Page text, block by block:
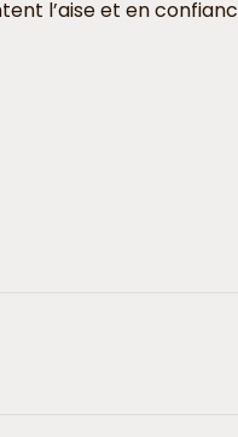
l’aise et en